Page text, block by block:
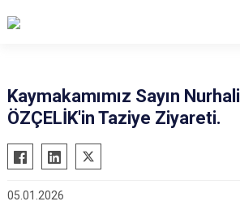
Adilcevaz
Ahlat
Hizan
Kaymakamımız Sayın Nurhalil
ÖZÇELİK'in Taziye Ziyareti.
05.01.2026